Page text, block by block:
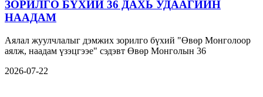
ЗОРИЛГО БҮХИЙ 36 ДАХЬ УДААГИЙН
НААДАМ
Аялал жуулчлалыг дэмжих зорилго бүхий "Өвөр Монголоор
аялж, наадам үзэцгээе" сэдэвт Өвөр Монголын 36
2026-07-22